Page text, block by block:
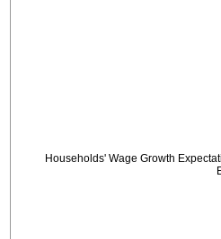
Households' Wage Growth